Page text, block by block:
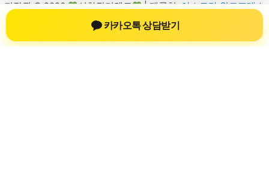
저작권 © 2026 신차장기렌트 | 제공처:
아스트라 워드프레스
테마
카카오톡 상담받기